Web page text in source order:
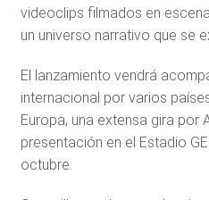
videoclips filmados en
un universo narrativo que se
El lanzamiento vendrá
internacional por varios
Europa, una extensa gira por
presentación en el Estadio
octubre.